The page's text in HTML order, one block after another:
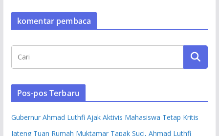
komentar pembaca
Pos-pos Terbaru
Gubernur Ahmad Luthfi Ajak Aktivis Mahasiswa Tetap Kritis
Jateng Tuan Rumah Muktamar Tapak Suci, Ahmad Luthfi